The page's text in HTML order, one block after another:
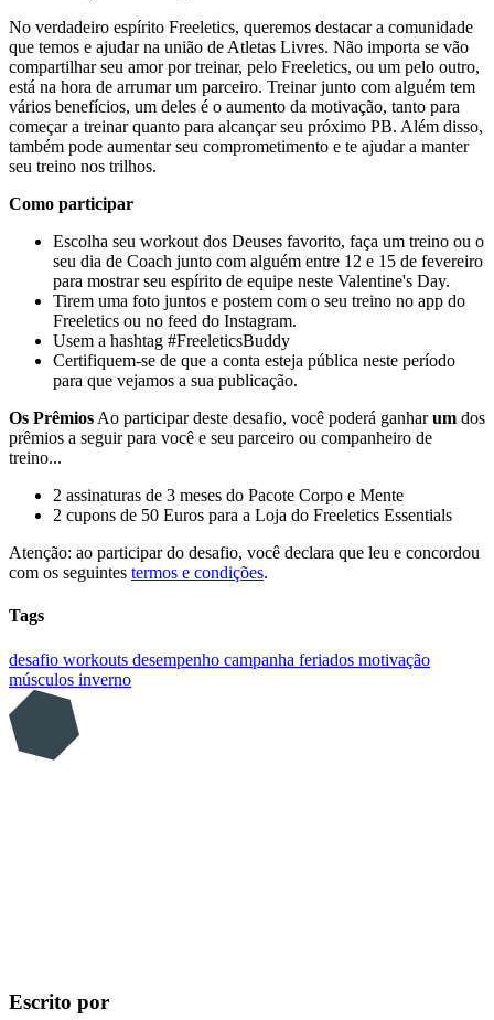
No verdadeiro espírito Freeletics, queremos destacar a comunidade
que temos e ajudar na união de Atletas Livres. Não importa se vão
compartilhar seu amor por treinar, pelo Freeletics, ou um pelo outro,
está na hora de arrumar um parceiro. Treinar junto com alguém tem
vários benefícios, um deles é o aumento da motivação, tanto para
começar a treinar quanto para alcançar seu próximo PB. Além disso,
também pode aumentar seu comprometimento e te ajudar a manter
seu treino nos trilhos.
Como participar
Escolha seu workout dos Deuses favorito, faça um treino ou o
seu dia de Coach junto com alguém entre 12 e 15 de fevereiro
para mostrar seu espírito de equipe neste Valentine's Day.
Tirem uma foto juntos e postem com o seu treino no app do
Freeletics ou no feed do Instagram.
Usem a hashtag #FreeleticsBuddy
Certifiquem-se de que a conta esteja pública neste período
para que vejamos a sua publicação.
Os Prêmios Ao participar deste desafio, você poderá ganharum dos
prêmios a seguir para você e seu parceiro ou companheiro de
treino...
2 assinaturas de 3 meses do Pacote Corpo e Mente
2 cupons de 50 Euros para a Loja do Freeletics Essentials
Atenção: ao participar do desafio, você declara que leu e concordou
com os seguintes termos e condições.
Tags
desafio workouts desempenho campanha feriados motivação
músculos inverno
Escrito por